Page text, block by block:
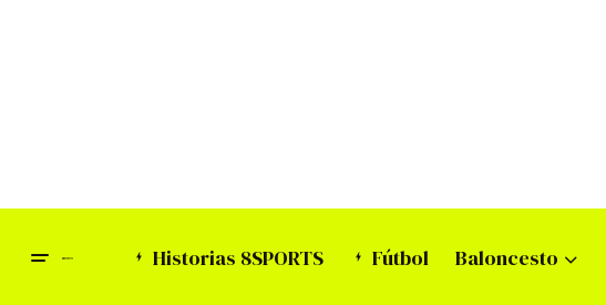
Historias 8SPORTS Fútbol Baloncesto